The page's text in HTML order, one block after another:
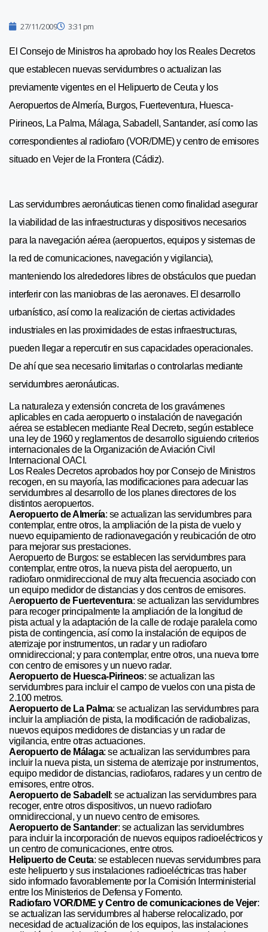
27/11/2009 3:31 pm
El Consejo de Ministros ha aprobado hoy los Reales Decretos
que establecen nuevas servidumbres o actualizan las
previamente vigentes en el Helipuerto de Ceuta y los
Aeropuertos de Almería, Burgos, Fuerteventura, Huesca-
Pirineos, La Palma, Málaga, Sabadell, Santander, así como las
correspondientes al radiofaro (VOR/DME) y centro de emisores
situado en Vejer de la Frontera (Cádiz).
Las servidumbres aeronáuticas tienen como finalidad asegurar
la viabilidad de las infraestructuras y dispositivos necesarios
para la navegación aérea (aeropuertos, equipos y sistemas de
la red de comunicaciones, navegación y vigilancia),
manteniendo los alrededores libres de obstáculos que puedan
interferir con las maniobras de las aeronaves. El desarrollo
urbanístico, así como la realización de ciertas actividades
industriales en las proximidades de estas infraestructuras,
pueden llegar a repercutir en sus capacidades operacionales.
De ahí que sea necesario limitarlas o controlarlas mediante
servidumbres aeronáuticas.
La naturaleza y extensión concreta de los gravámenes
aplicables en cada aeropuerto o instalación de navegación
aérea se establecen mediante Real Decreto, según establece
una ley de 1960 y reglamentos de desarrollo siguiendo criterios
internacionales de la Organización de Aviación Civil
Internacional OACI.
Los Reales Decretos aprobados hoy por Consejo de Ministros
recogen, en su mayoría, las modificaciones para adecuar las
servidumbres al desarrollo de los planes directores de los
distintos aeropuertos.
Aeropuerto de Almería: se actualizan las servidumbres para
contemplar, entre otros, la ampliación de la pista de vuelo y
nuevo equipamiento de radionavegación y reubicación de otro
para mejorar sus prestaciones.
Aeropuerto de Burgos: se establecen las servidumbres para
contemplar, entre otros, la nueva pista del aeropuerto, un
radiofaro onmidireccional de muy alta frecuencia asociado con
un equipo medidor de distancias y dos centros de emisores.
Aeropuerto de Fuerteventura: se actualizan las servidumbres
para recoger principalmente la ampliación de la longitud de
pista actual y la adaptación de la calle de rodaje paralela como
pista de contingencia, así como la instalación de equipos de
aterrizaje por instrumentos, un radar y un radiofaro
omnidireccional; y para contemplar, entre otros, una nueva torre
con centro de emisores y un nuevo radar.
Aeropuerto de Huesca-Pirineos: se actualizan las
servidumbres para incluir el campo de vuelos con una pista de
2.100 metros.
Aeropuerto de La Palma: se actualizan las servidumbres para
incluir la ampliación de pista, la modificación de radiobalizas,
nuevos equipos medidores de distancias y un radar de
vigilancia, entre otras actuaciones.
Aeropuerto de Málaga: se actualizan las servidumbres para
incluir la nueva pista, un sistema de aterrizaje por instrumentos,
equipo medidor de distancias, radiofaros, radares y un centro de
emisores, entre otros.
Aeropuerto de Sabadell : se actualizan las servidumbres para
recoger, entre otros dispositivos, un nuevo radiofaro
omnidireccional, y un nuevo centro de emisores.
Aeropuerto de Santander: se actualizan las servidumbres
para incluir la incorporación de nuevos equipos radioeléctricos y
un centro de comunicaciones, entre otros.
Helipuerto de Ceuta: se establecen nuevas servidumbres para
este helipuerto y sus instalaciones radioeléctricas tras haber
sido informado favorablemente por la Comisión Interministerial
entre los Ministerios de Defensa y Fomento.
Radiofaro VOR/DME y Centro de comunicaciones de Vejer:
se actualizan las servidumbres al haberse relocalizado, por
necesidad de actualización de los equipos, las instalaciones